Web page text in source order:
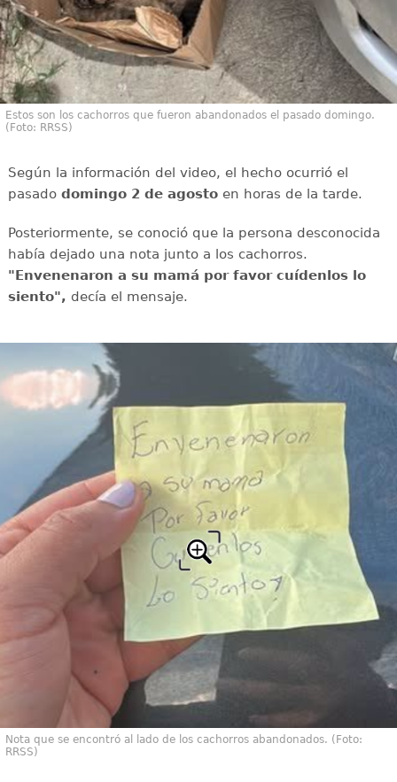
Estos son los cachorros que fueron abandonados el pasado domingo.
(Foto: RRSS)
Según la información del video, el hecho ocurrió el
pasado domingo 2 de agostoen horas de la tarde.
Posteriormente, se conoció que la persona desconocida
había dejado una nota junto a los cachorros.
"Envenenaron a su mamá por favor cuídenlos lo
siento", decía el mensaje.
Nota que se encontró al lado de los cachorros abandonados. (Foto:
RRSS)